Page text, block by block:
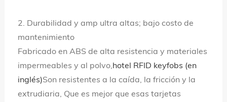
2. Durabilidad y amp ultra altas; bajo costo de
mantenimiento
Fabricado en ABS de alta resistencia y materiales
impermeables y al polvo,hotel RFID keyfobs (en
inglés)Son resistentes a la caída, la fricción y la
extrudiaria, Que es mejor que esas tarjetas